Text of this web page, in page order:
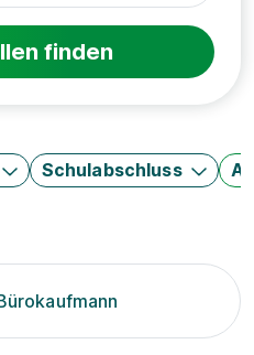
finden
Schulabschluss